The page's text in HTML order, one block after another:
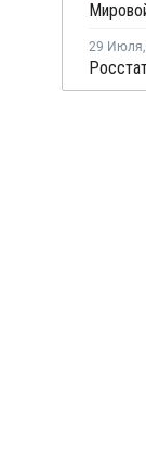
29 Июля,